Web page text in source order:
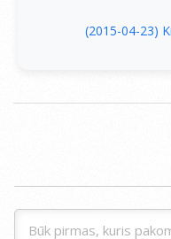
(2015-04-23)